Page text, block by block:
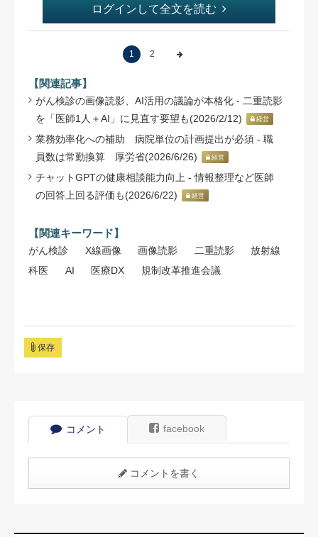
ログインして全文を読む
1 2
【関連記事】
がん検診の画像読影、AI活用の議論が本格化 - 二重読影
を「医師1人＋AI」に見直す要望も(2026/2/12)
経営
業務効率化への補助 病院単位の計画提出が必須 - 職
員数は常勤換算 厚労省(2026/6/26)
経営
チャットGPTの健康相談能力向上 - 情報整理など医師
の回答上回る評価も(2026/6/22)
経営
【関連キーワード】
がん検診 X線画像 画像読影 二重読影
放射線
科医
AI 医療DX 規制改革推進会議
保存
コメント facebook
コメントを書く